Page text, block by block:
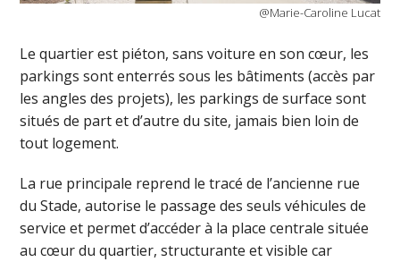
@Marie-Caroline Lucat
Le quartier est piéton, sans voiture en son cœur, les
parkings sont enterrés sous les bâtiments (accès par
les angles des projets), les parkings de surface sont
situés de part et d’autre du site, jamais bien loin de
tout logement.
La rue principale reprend le tracé de l’ancienne rue
du Stade, autorise le passage des seuls véhicules de
service et permet d’accéder à la place centrale située
au cœur du quartier, structurante et visible car